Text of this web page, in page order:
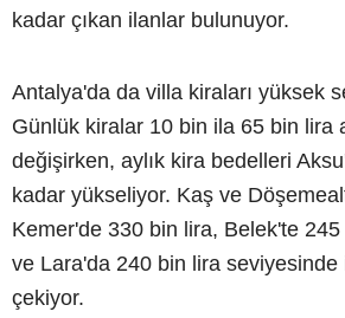
kadar çıkan ilanlar bulunuyor.
Antalya'da da villa kiraları yüksek
Günlük kiralar 10 bin ila 65 bin lira
değişirken, aylık kira bedelleri
kadar yükseliyor. Kaş ve
Kemer'de 330 bin lira, Belek'te 245
ve Lara'da 240 bin lira seviyesinde
çekiyor.